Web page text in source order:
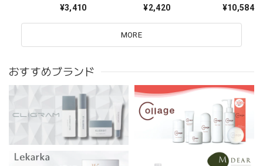
おすすめブランド
¥3,410
¥2,420
¥10,584
MORE